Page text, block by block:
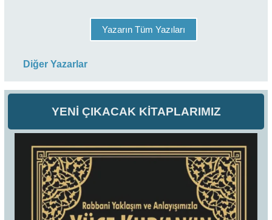
YENİ ÇIKACAK KİTAPLARIMIZ
Yazarın Tüm Yazıları
Diğer Yazarlar